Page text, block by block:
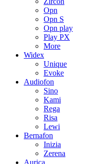
Opn
Opn S
Opn play
Play PX
More
Widex
Unique
Evoke
Audiofon
Sino
Kami
Rega
Risa
Lewi
Bernafon
Inizia
Zerena
Aurica